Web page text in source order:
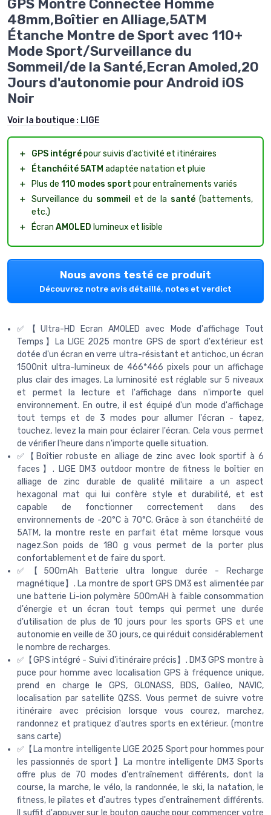
GPS Montre Connectée Homme
48mm,Boîtier en Alliage,5ATM
Étanche Montre de Sport avec 110+
Mode Sport/Surveillance du
Sommeil/de la Santé,Ecran Amoled,20
Jours d'autonomie pour Android iOS
Noir
Voir la boutique : LIGE
＋ GPS intégrépour suivis d'activité et itinéraires
＋
Étanchéité 5ATM adaptée natation et pluie
＋
Plus de 110 modes sport pour entraînements variés
＋ Surveillance du sommeil et de la santé (battements,
etc.)
＋
Écran AMOLED lumineux et lisible
Nous avons testé ce produit
Découvrez notre avis détaillé, notes et verdict
✅【Ultra-HD Ecran AMOLED avec Mode d'affichage Tout
Temps】La LIGE 2025 montre GPS de sport d'extérieur est
dotée d'un écran en verre ultra-résistant et antichoc, un écran
1500nit ultra-lumineux de 466*466 pixels pour un affichage
plus clair des images. La luminosité est réglable sur 5 niveaux
et permet la lecture et l'affichage dans n'importe quel
environnement. En outre, il est équipé d'un mode d'affichage
tout temps et de 3 modes pour allumer l'écran - tapez,
touchez, levez la main pour éclairer l'écran. Cela vous permet
de vérifier l'heure dans n'importe quelle situation.
✅【Boîtier robuste en alliage de zinc avec look sportif à 6
faces】. LIGE DM3 outdoor montre de fitness le boîtier en
alliage de zinc durable de qualité militaire a un aspect
hexagonal mat qui lui confère style et durabilité, et est
capable de fonctionner correctement dans des
environnements de -20°C à 70°C. Grâce à son étanchéité de
5ATM, la montre reste en parfait état même lorsque vous
nagez.Son poids de 180 g vous permet de la porter plus
confortablement et de faire du sport.
✅【500mAh Batterie ultra longue durée - Recharge
magnétique】. La montre de sport GPS DM3 est alimentée par
une batterie Li-ion polymère 500mAH à faible consommation
d'énergie et un écran tout temps qui permet une durée
d'utilisation de plus de 10 jours pour les sports GPS et une
autonomie en veille de 30 jours, ce qui réduit considérablement
le nombre de recharges.
✅【GPS intégré - Suivi d'itinéraire précis】. DM3 GPS montre à
puce pour homme avec localisation GPS à fréquence unique,
prend en charge le GPS, GLONASS, BDS, Galileo, NAVIC,
localisation par satellite QZSS. Vous permet de suivre votre
itinéraire avec précision lorsque vous courez, marchez,
randonnez et pratiquez d'autres sports en extérieur. (montre
sans carte)
✅【La montre intelligente LIGE 2025 Sport pour hommes pour
les passionnés de sport】La montre intelligente DM3 Sports
offre plus de 70 modes d'entraînement différents, dont la
course, la marche, le vélo, la randonnée, le ski, la natation, le
fitness, le pilates et d'autres types d'entraînement différents.
Il suffit d'appuyer sur le bouton gauche pour commencer votre